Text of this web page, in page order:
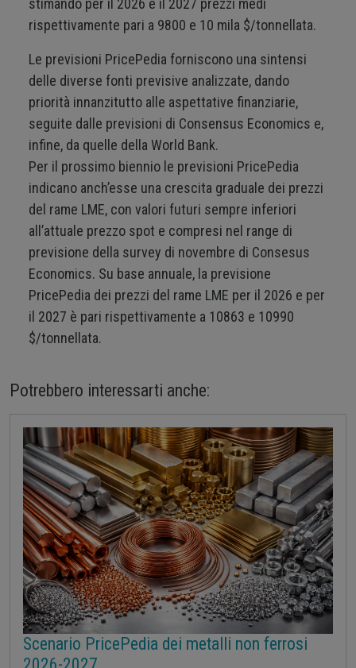
stimando per il 2026 e il 2027 prezzi medi
rispettivamente pari a 9800 e 10 mila $/tonnellata.
Le previsioni PricePedia forniscono una sintensi
delle diverse fonti previsive analizzate, dando
priorità innanzitutto alle aspettative finanziarie,
seguite dalle previsioni di Consensus Economics e,
infine, da quelle della World Bank.
Per il prossimo biennio le previsioni PricePedia
indicano anch’esse una crescita graduale dei prezzi
del rame LME, con valori futuri sempre inferiori
all’attuale prezzo spot e compresi nel range di
previsione della survey di novembre di Consesus
Economics. Su base annuale, la previsione
PricePedia dei prezzi del rame LME per il 2026 e per
il 2027 è pari rispettivamente a 10863 e 10990
$/tonnellata.
Potrebbero interessarti anche:
Scenario PricePedia dei metalli non ferrosi